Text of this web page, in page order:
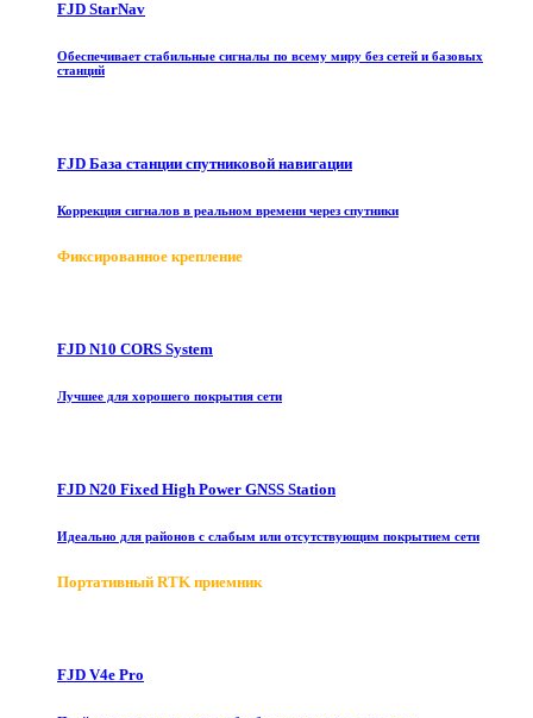
FJD StarNav
Обеспечивает стабильные сигналы по всему миру без сетей и базовых
станций
FJD База станции спутниковой навигации
Коррекция сигналов в реальном времени через спутники
Фиксированное крепление
FJD N10 CORS System
Лучшее для хорошего покрытия сети
FJD N20 Fixed High Power GNSS Station
Идеально для районов с слабым или отсутствующим покрытием сети
Портативный RTK приемник
FJD V4e Pro